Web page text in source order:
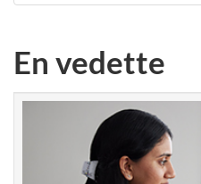
En vedette